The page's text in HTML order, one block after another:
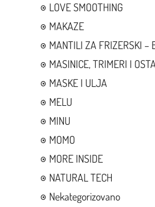
LOVE SMOOTHING
MAKAZE
MANTILI ZA FRIZERSKI –
MASINICE, TRIMERI I
MASKE I ULJA
MELU
MINU
MOMO
MORE INSIDE
NATURAL TECH
Nekategorizovano